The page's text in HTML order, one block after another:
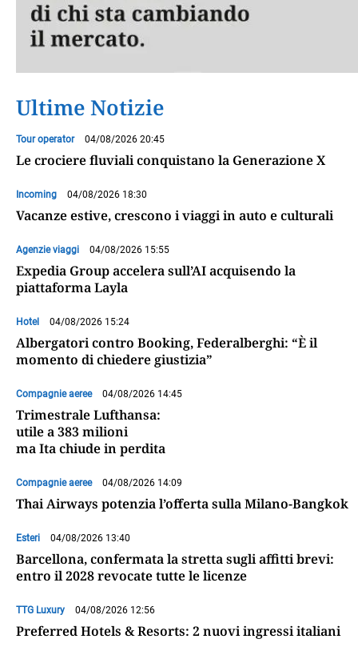
Ultime Notizie
Tour operator 04/08/2026 20:45
Le crociere fluviali conquistano la Generazione X
Incoming 04/08/2026 18:30
Vacanze estive, crescono i viaggi in auto e culturali
Agenzie viaggi 04/08/2026 15:55
Expedia Group accelera sull’AI acquisendo la
piattaforma Layla
Hotel 04/08/2026 15:24
Albergatori contro Booking, Federalberghi: “È il
momento di chiedere giustizia”
Compagnie aeree 04/08/2026 14:45
Trimestrale Lufthansa:
utile a 383 milioni
ma Ita chiude in perdita
Compagnie aeree 04/08/2026 14:09
Thai Airways potenzia l’offerta sulla Milano-Bangkok
Esteri 04/08/2026 13:40
Barcellona, confermata la stretta sugli affitti brevi:
entro il 2028 revocate tutte le licenze
TTG Luxury 04/08/2026 12:56
Preferred Hotels & Resorts: 2 nuovi ingressi italiani